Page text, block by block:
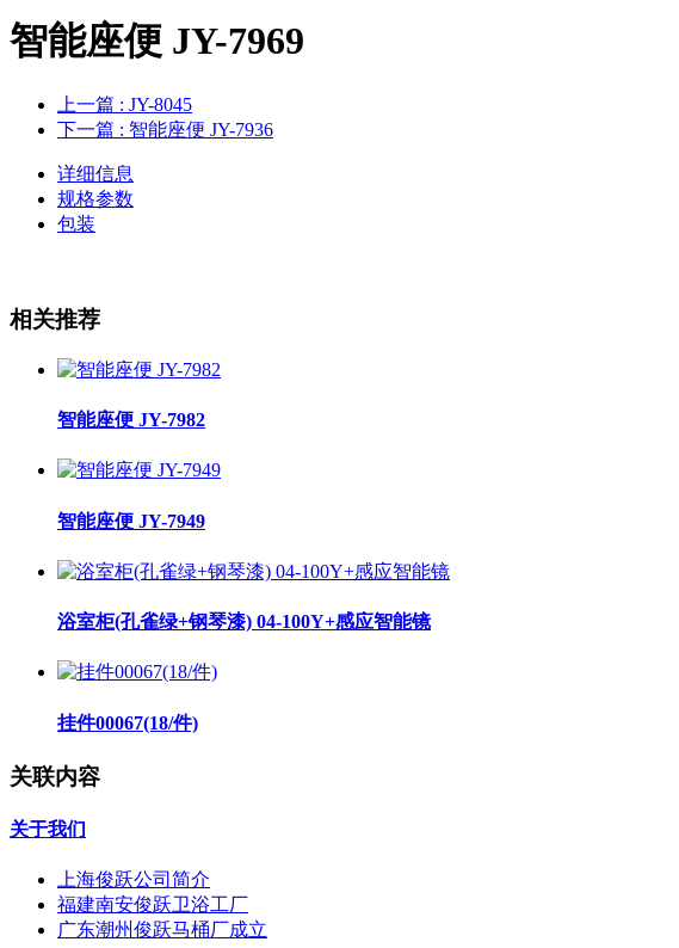
智能座便 JY-7969
上一篇 : JY-8045
下一篇 : 智能座便 JY-7936
详细信息
规格参数
包装
相关推荐
智能座便 JY-7982
智能座便 JY-7949
浴室柜(孔雀绿+钢琴漆) 04-100Y+感应智能镜
挂件00067(18/件)
关联内容
关于我们
上海俊跃公司简介
福建南安俊跃卫浴工厂
广东潮州俊跃马桶厂成立